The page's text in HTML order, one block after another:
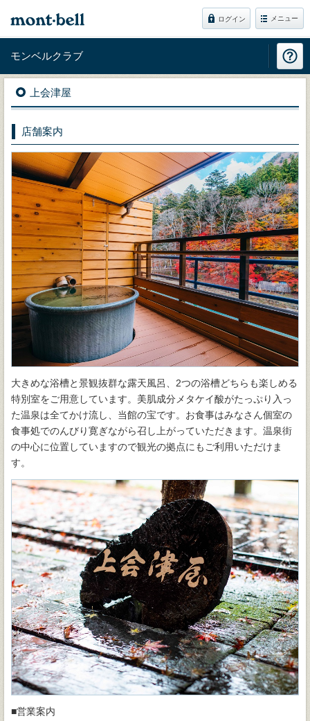
ログイン メニュー
モンベルクラブ
上会津屋
店舗案内
大きめな浴槽と景観抜群な露天風呂、2つの浴槽どちらも楽しめる
特別室をご用意しています。美肌成分メタケイ酸がたっぷり入っ
た温泉は全てかけ流し、当館の宝です。お食事はみなさん個室の
食事処でのんびり寛ぎながら召し上がっていただきます。温泉街
の中心に位置していますので観光の拠点にもご利用いただけま
す。
■営業案内